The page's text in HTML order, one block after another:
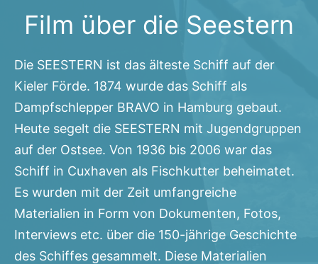
Film über die Seestern
Die SEESTERN ist das älteste Schiff auf der
Kieler Förde. 1874 wurde das Schiff als
Dampfschlepper BRAVO in Hamburg gebaut.
Heute segelt die SEESTERN mit Jugendgruppen
auf der Ostsee. Von 1936 bis 2006 war das
Schiff in Cuxhaven als Fischkutter beheimatet.
Es wurden mit der Zeit umfangreiche
Materialien in Form von Dokumenten, Fotos,
Interviews etc. über die 150-jährige Geschichte
des Schiffes gesammelt. Diese Materialien